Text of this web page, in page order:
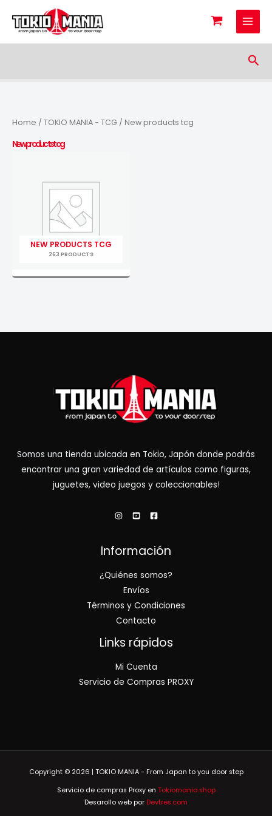
Skip to content
Home / TOKIO MANIA - TCG / New products tcg
New products tcg
NEW PRODUCTS TCG
263 PRODUCTS
Somos una tienda ubicada en Tokio, Japón donde podrás
encontrar una gran variedad de artículos como figuras,
juguetes, video juegos y coleccionables!
Información
¿Quiénes somos?
Envíos
Términos y Condiciones
Contacto
Links rápidos
Mi Cuenta
Servicio de Compras PROXY
Copyright © 2026 | TOKIO MANIA - From Japan to you door step
Servicio de compras Proxy en Tokiomania.shop
Desarollo web por Devtres.com